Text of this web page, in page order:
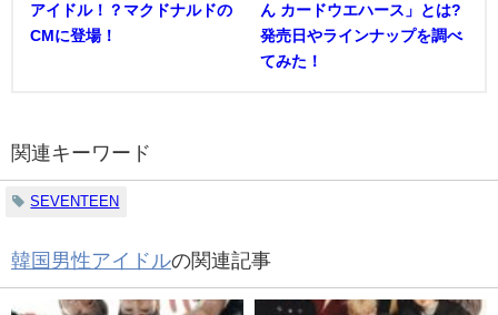
アイドル！？マクドナルドの
CMに登場！
ん カードウエハース」とは?
発売日やラインナップを調べ
てみた！
関連キーワード
SEVENTEEN
韓国男性アイドルの関連記事